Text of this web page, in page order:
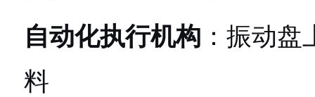
自动化执行机构 ：振动
料